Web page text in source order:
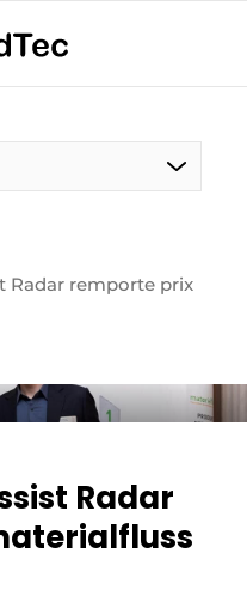
inscription
Radar remporte prix
Radar